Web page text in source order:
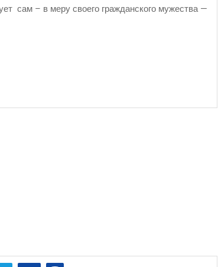
сам – в меру сво­е­го граж­дан­ско­го муже­ства —